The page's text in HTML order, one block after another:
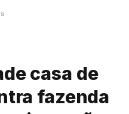
casa de
fazenda